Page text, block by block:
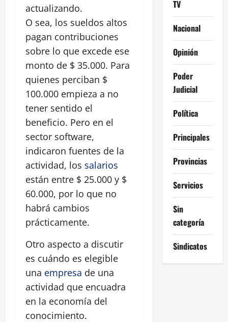
actualizando.
O sea, los sueldos altos
pagan contribuciones
sobre lo que excede ese
monto de $ 35.000. Para
quienes perciban $
100.000 empieza a no
tener sentido el
beneficio. Pero en el
sector software,
indicaron fuentes de la
actividad, los salarios
están entre $ 25.000 y $
60.000, por lo que no
habrá cambios
prácticamente.
Otro aspecto a discutir
es cuándo es elegible
una empresa de una
actividad que encuadra
en la economía del
conocimiento.
TV
Nacional
Opinión
Poder
Judicial
Política
Principales
Provincias
Servicios
Sin
categoría
Sindicatos